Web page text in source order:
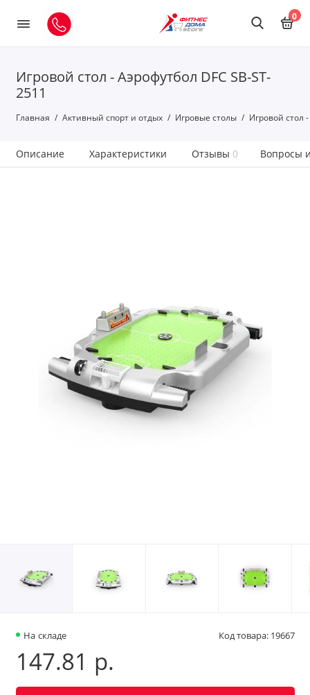
0
Игровой стол - Аэрофутбол DFC SB-ST-
2511
Главная Активный спорт и отдых Игровые столы Игровой стол
Описание Характеристики Отзывы 0 Вопросы
На складе Код товара: 19667
147.81 р.